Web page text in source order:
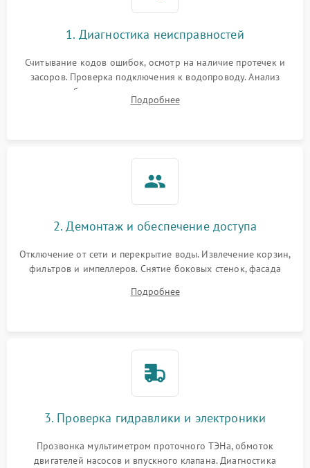
1. Диагностика неисправностей
Считывание кодов ошибок, осмотр на наличие протечек и
засоров. Проверка подключения к водопроводу. Анализ
жалоб на отсутствие слива, нагрева, вращения
разбрызгивателей или срабатывание системы защиты
Подробнее
2. Демонтаж и обеспечение доступа
Отключение от сети и перекрытие воды. Извлечение корзин,
фильтров и импеллеров. Снятие боковых стенок, фасада
циркуляционному насосу, ТЭНу и сливной помпе.
Подробнее
3. Проверка гидравлики и электроники
Прозвонка мультиметром проточного ТЭНа, обмоток
двигателей насосов и впускного клапана. Диагностика